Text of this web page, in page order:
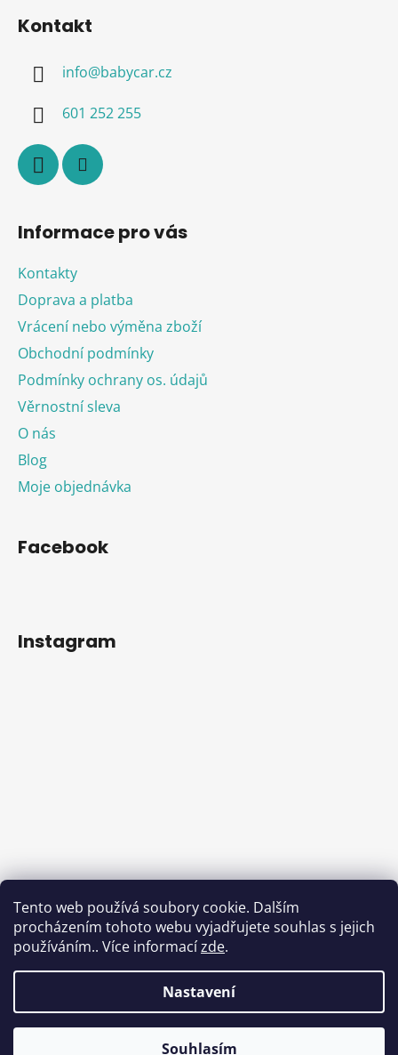
Tento web používá soubory cookie. Dalším
procházením tohoto webu vyjadřujete souhlas s jejich
používáním.. Více informacízde.
Nastavení
Souhlasím
Kontakt
info@babycar.cz
601 252 255
Informace pro vás
Kontakty
Doprava a platba
Vrácení nebo výměna zboží
Obchodní podmínky
Podmínky ochrany os. údajů
Věrnostní sleva
O nás
Blog
Moje objednávka
Facebook
Instagram
Vytvořil Shoptet